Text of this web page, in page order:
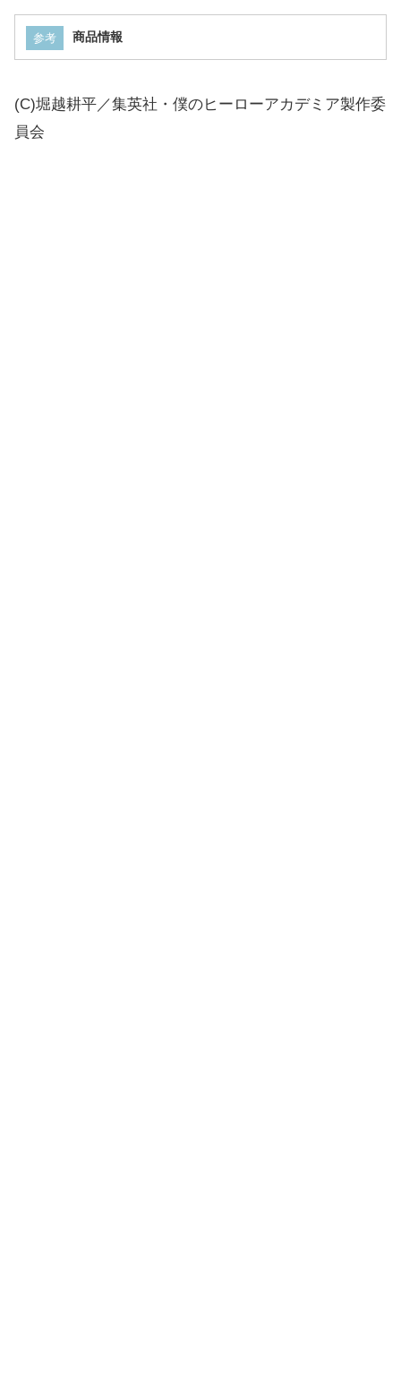
J賞
ステーショナリーコレクショ
ン
選択
ラスト
参考 商品情報
(C)堀越耕平／集英社・僕のヒーローアカデミア製作委
員会